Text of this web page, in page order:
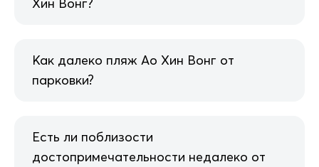
Как далеко пляж Ао Хин Вонг от
парковки?
Есть ли поблизости
достопримечательности недалеко от